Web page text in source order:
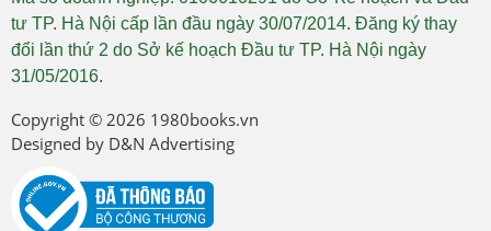
tư TP. Hà Nội cấp lần đầu ngày 30/07/2014. Đăng ký thay
đổi lần thứ 2 do Sở kế hoạch Đầu tư TP. Hà Nội ngày
31/05/2016.
Copyright © 2026 1980books.vn
Designed by D&N Advertising